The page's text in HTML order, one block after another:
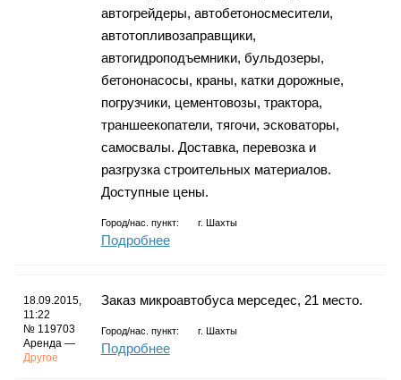
автогрейдеры, автобетоносмесители,
автотопливозаправщики,
автогидроподъемники, бульдозеры,
бетононасосы, краны, катки дорожные,
погрузчики, цементовозы, трактора,
траншеекопатели, тягочи, эсковаторы,
самосвалы. Доставка, перевозка и
разгрузка строительных материалов.
Доступные цены.
Город/нас. пункт: г. Шахты
Подробнее
18.09.2015,
11:22
№ 119703
Аренда —
Другое
Заказ микроавтобуса мерседес, 21 место.
Город/нас. пункт: г. Шахты
Подробнее